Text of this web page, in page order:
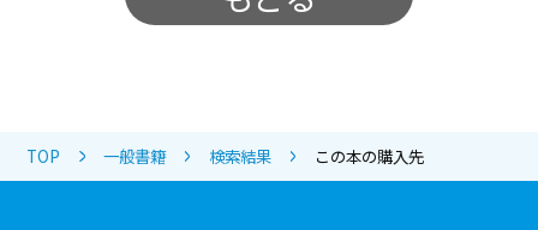
TOP 一般書籍 検索結果 この本の購入先